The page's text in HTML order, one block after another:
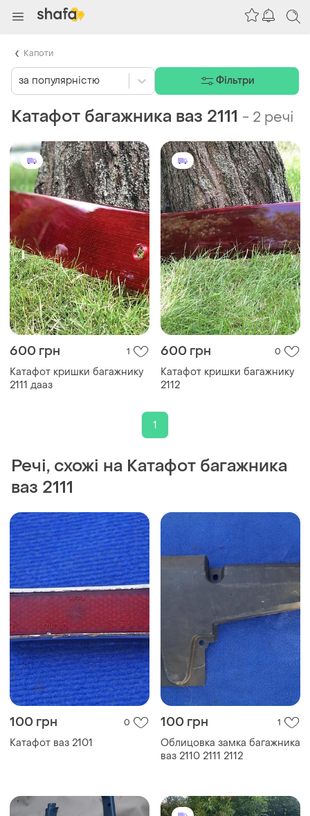
Катафот багажника ваз 2111 - 2 речі
600 грн 1
Катафот кришки багажнику
2111 дааз
600 грн 0
Катафот кришки багажнику
2112
1
Речі, схожі на Катафот багажника
ваз 2111
100 грн 0
Катафот ваз 2101
100 грн 1
Облицовка замка багажника
ваз 2110 2111 2112
за популярністю Фільтри
Капоти